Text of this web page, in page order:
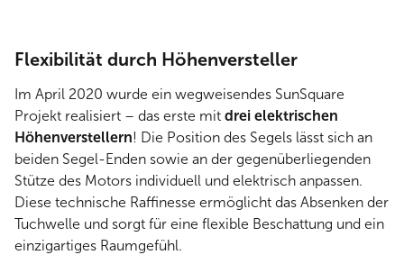
Flexibilität durch Höhenversteller
Im April 2020 wurde ein wegweisendes SunSquare
Projekt realisiert – das erste mit drei elektrischen
Höhenverstellern! Die Position des Segels lässt sich an
beiden Segel-Enden sowie an der gegenüberliegenden
Stütze des Motors individuell und elektrisch anpassen.
Diese technische Raffinesse ermöglicht das Absenken der
Tuchwelle und sorgt für eine flexible Beschattung und ein
einzigartiges Raumgefühl.